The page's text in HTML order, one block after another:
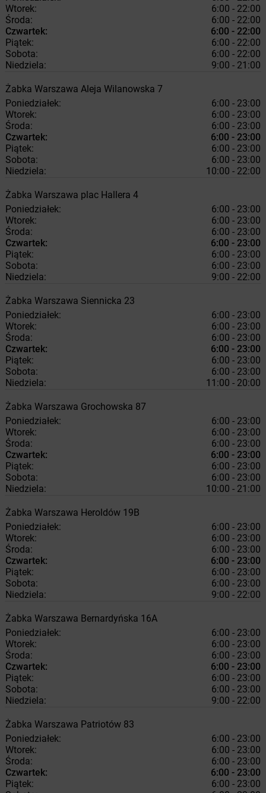
Wtorek:
6:00 - 22:00
Środa:
6:00 - 22:00
Czwartek:
6:00 - 22:00
Piątek:
6:00 - 22:00
Sobota:
6:00 - 22:00
Niedziela:
9:00 - 21:00
Żabka Warszawa Aleja Wilanowska 7
Poniedziałek:
6:00 - 23:00
Wtorek:
6:00 - 23:00
Środa:
6:00 - 23:00
Czwartek:
6:00 - 23:00
Piątek:
6:00 - 23:00
Sobota:
6:00 - 23:00
Niedziela:
10:00 - 22:00
Żabka Warszawa plac Hallera 4
Poniedziałek:
6:00 - 23:00
Wtorek:
6:00 - 23:00
Środa:
6:00 - 23:00
Czwartek:
6:00 - 23:00
Piątek:
6:00 - 23:00
Sobota:
6:00 - 23:00
Niedziela:
9:00 - 22:00
Żabka Warszawa Siennicka 23
Poniedziałek:
6:00 - 23:00
Wtorek:
6:00 - 23:00
Środa:
6:00 - 23:00
Czwartek:
6:00 - 23:00
Piątek:
6:00 - 23:00
Sobota:
6:00 - 23:00
Niedziela:
11:00 - 20:00
Żabka Warszawa Grochowska 87
Poniedziałek:
6:00 - 23:00
Wtorek:
6:00 - 23:00
Środa:
6:00 - 23:00
Czwartek:
6:00 - 23:00
Piątek:
6:00 - 23:00
Sobota:
6:00 - 23:00
Niedziela:
10:00 - 21:00
Żabka Warszawa Heroldów 19B
Poniedziałek:
6:00 - 23:00
Wtorek:
6:00 - 23:00
Środa:
6:00 - 23:00
Czwartek:
6:00 - 23:00
Piątek:
6:00 - 23:00
Sobota:
6:00 - 23:00
Niedziela:
9:00 - 22:00
Żabka Warszawa Bernardyńska 16A
Poniedziałek:
6:00 - 23:00
Wtorek:
6:00 - 23:00
Środa:
6:00 - 23:00
Czwartek:
6:00 - 23:00
Piątek:
6:00 - 23:00
Sobota:
6:00 - 23:00
Niedziela:
9:00 - 22:00
Żabka Warszawa Patriotów 83
Poniedziałek:
6:00 - 23:00
Wtorek:
6:00 - 23:00
Środa:
6:00 - 23:00
Czwartek:
6:00 - 23:00
Piątek:
6:00 - 23:00